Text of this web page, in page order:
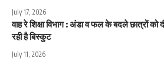
July 17, 2026
वाह रे शिक्षा विभाग : अंडा व फल के बदले छात्रों को
रही है बिस्कुट
July 11, 2026